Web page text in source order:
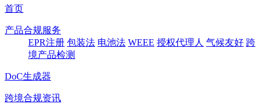
首页
产品合规服务
EPR注册 包装法 电池法 WEEE 授权代理人 气候友好 跨
境产品检测
DoC生成器
跨境合规资讯